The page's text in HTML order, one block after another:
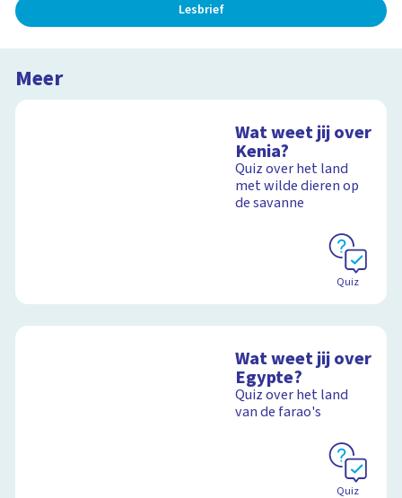
Lesbrief
Meer
Wat weet jij over
Kenia?
Quiz over het land
met wilde dieren op
de savanne
Quiz
Wat weet jij over
Egypte?
Quiz over het land
van de farao's
Quiz